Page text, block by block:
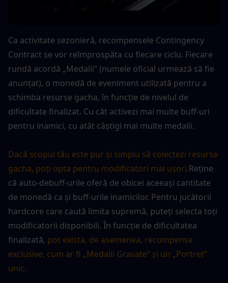
Ca activitate sezonieră, recompensele Contingency
Contract se vor reîmprospăta cu fiecare ciclu. Fiecare
rundă acordă „Medalii” (numele oficial urmează să fie
anunțat), o monedă de eveniment utilizată pentru a
schimba resurse gacha, în funcție de nivelul de
dificultate finalizat. Cu cât activezi mai multe buff-uri
pentru inamici, cu atât câștigi mai multe medalii.
Dacă scopul tău este pur și simplu să colectezi resurse
gacha, poți opta pentru modificatori mai ușori.Reține
că auto-debuff-urile oferă de obicei aceeași cantitate
de monedă ca și buff-urile inamicilor. Pentru jucătorii
hardcore care caută limita supremă, puteți selecta toți
modificatorii disponibili. În funcție de dificultatea
finalizată, pot exista, de asemenea, recompense
exclusive, cum ar fi „Medalii Gravate” și un „Portret”
unic.